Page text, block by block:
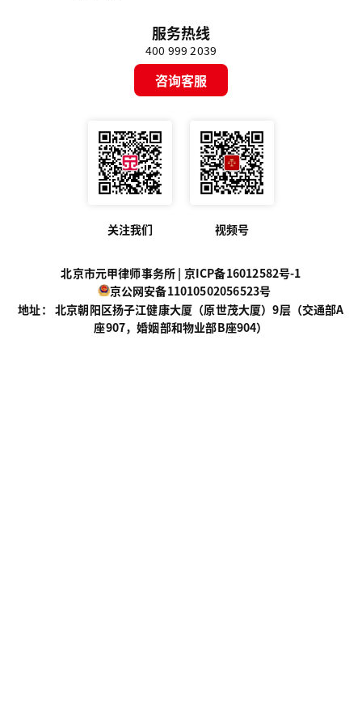
服务热线
400 999 2039
咨询客服
关注我们 视频号
北京市元甲律师事务所 | 京ICP备16012582号-1
京公网安备11010502056523号
地址： 北京朝阳区扬子江健康大厦（原世茂大厦）9层（交通部A
座907，婚姻部和物业部B座904）